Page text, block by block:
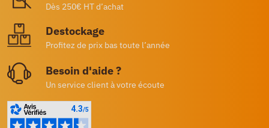
Dès 250€ HT d’achat
Destockage
Profitez de prix bas toute l’année
Besoin d'aide ?
Un service client à votre écoute